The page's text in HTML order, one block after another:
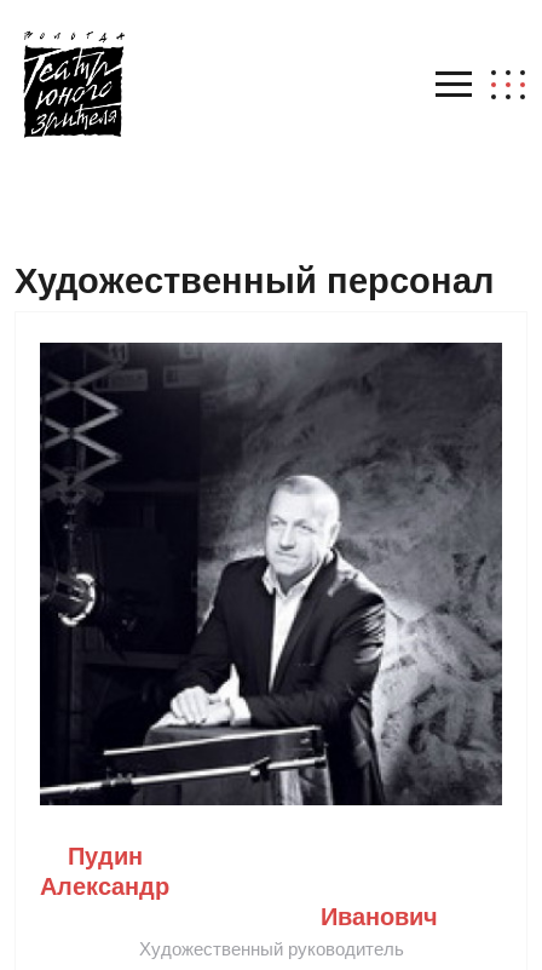
Художественный персонал
Пудин
Александр
Иванович
Художественный руководитель